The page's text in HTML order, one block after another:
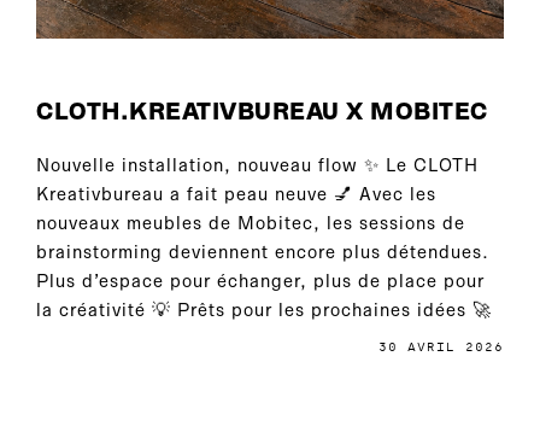
CLOTH.KREATIVBUREAU X MOBITEC
Nouvelle installation, nouveau flow ✨ Le CLOTH
Kreativbureau a fait peau neuve 💅 Avec les
nouveaux meubles de Mobitec, les sessions de
brainstorming deviennent encore plus détendues.
Plus d’espace pour échanger, plus de place pour
la créativité 💡 Prêts pour les prochaines idées 🚀
30 AVRIL 2026